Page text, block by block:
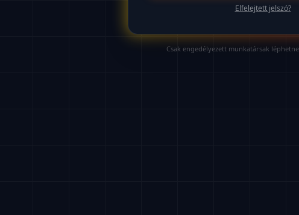
Elfelejtett jelszó?
Csak engedélyezett munkatársak